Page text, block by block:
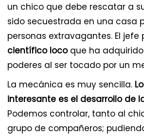
un chico que debe rescatar a
sido secuestrada en una casa
personas extravagantes. El jefe
científico locoque ha
poderes al ser tocado por un
La mecánica es muy sencilla.
interesante es el desarrollo de
Podemos controlar, tanto al
grupo de compañeros;